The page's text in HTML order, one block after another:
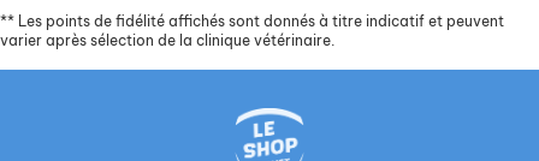
** Les points de fidélité affichés sont donnés à titre indicatif et peuvent
varier après sélection de la clinique vétérinaire.